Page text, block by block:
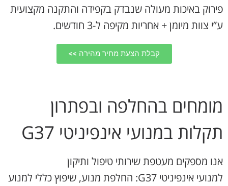
פירוק באיכות מעולה שנבדק בקפידה והתקנה מקצועית
ע”י צוות מיומן + אחריות מקיפה ל-3 חודשים.
קבלת הצעת מחיר מהירה >>
מומחים בהחלפה ובפתרון
תקלות במנועי אינפיניטי G37
אנו מספקים מעטפת שירותי טיפול ותיקון
למנועי אינפיניטי G37: החלפת מנוע, שיפוץ כללי למנוע